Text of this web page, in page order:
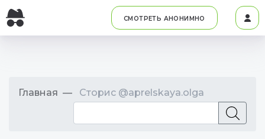
СМОТРЕТЬ АНОНИМНО
Главная Сторис @aprelskaya.olga